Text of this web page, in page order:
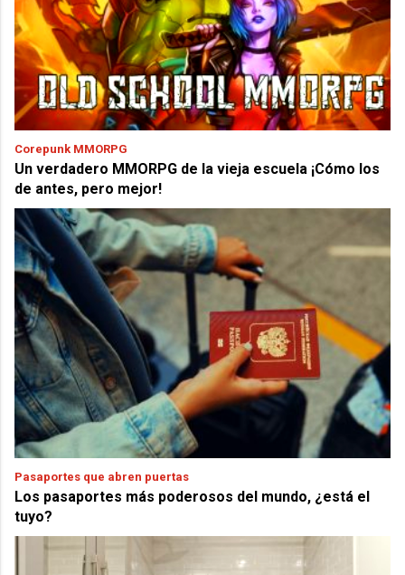
Corepunk MMORPG
Un verdadero MMORPG de la vieja escuela ¡Cómo los
de antes, pero mejor!
Pasaportes que abren puertas
Los pasaportes más poderosos del mundo, ¿está el
tuyo?